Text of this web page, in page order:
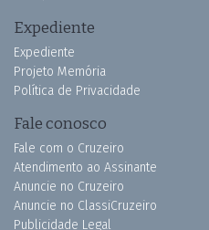
Expediente
Expediente
Projeto Memória
Política de Privacidade
Fale conosco
Fale com o Cruzeiro
Atendimento ao Assinante
Anuncie no Cruzeiro
Anuncie no ClassiCruzeiro
Publicidade Legal